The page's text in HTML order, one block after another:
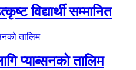
विद्यार्थी सम्मानित
प्याब्सनको तालिम